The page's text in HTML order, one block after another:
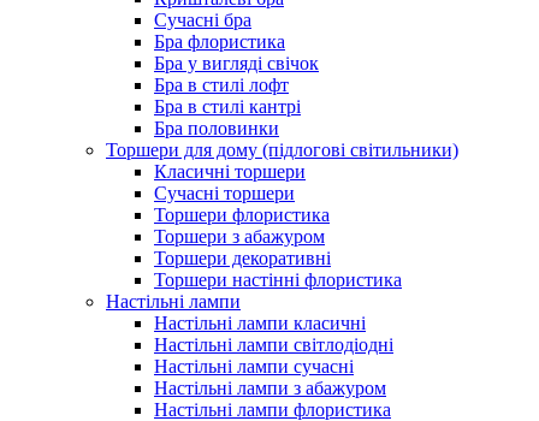
Сучасні бра
Бра флористика
Бра у вигляді свічок
Бра в стилі лофт
Бра в стилі кантрі
Бра половинки
Торшери для дому (підлогові світильники)
Класичні торшери
Сучасні торшери
Торшери флористика
Торшери з абажуром
Торшери декоративні
Торшери настінні флористика
Настільні лампи
Настільні лампи класичні
Настільні лампи світлодіодні
Настільні лампи сучасні
Настільні лампи з абажуром
Настільні лампи флористика